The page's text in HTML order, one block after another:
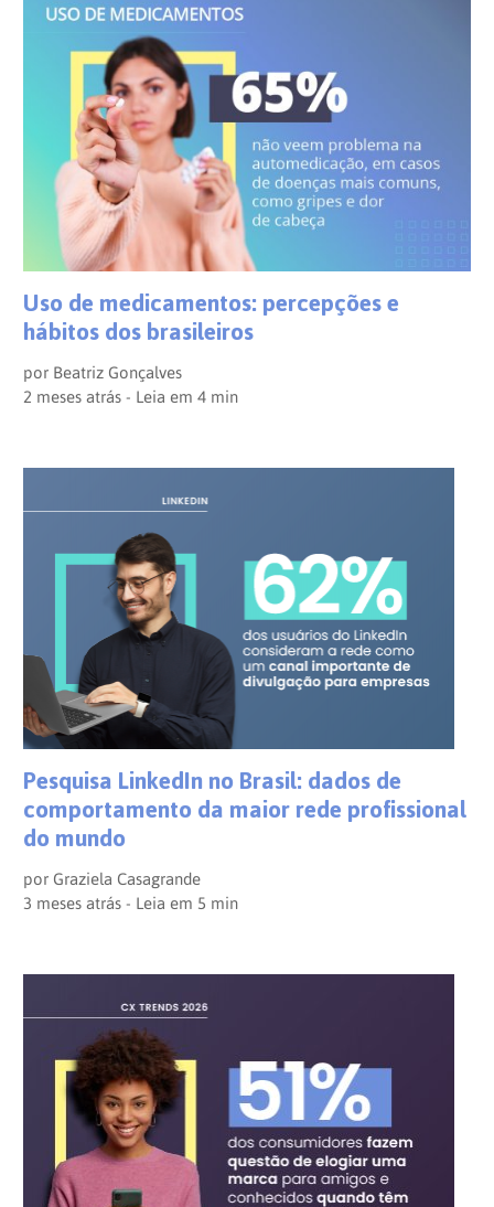
Uso de medicamentos: percepções e
hábitos dos brasileiros
por Beatriz Gonçalves
2 meses atrás - Leia em4 min
Pesquisa LinkedIn no Brasil: dados de
comportamento da maior rede profissional
do mundo
por Graziela Casagrande
3 meses atrás - Leia em 5 min